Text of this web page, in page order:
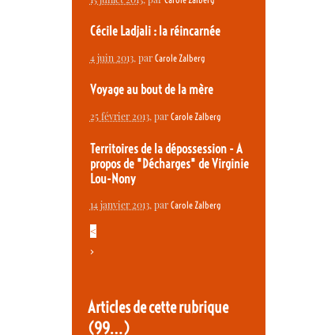
Cécile Ladjali : la réincarnée
4 juin 2013, par Carole Zalberg
Voyage au bout de la mère
25 février 2013, par Carole Zalberg
Territoires de la dépossession - A
propos de "Décharges" de Virginie
Lou-Nony
14 janvier 2013, par Carole Zalberg
<
>
Articles de cette rubrique
(99…)